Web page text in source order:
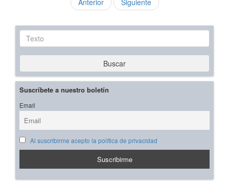
Anterior Siguiente
Texto
Buscar
Suscríbete a nuestro boletín
Email
Al suscribirme acepto la política de privacidad